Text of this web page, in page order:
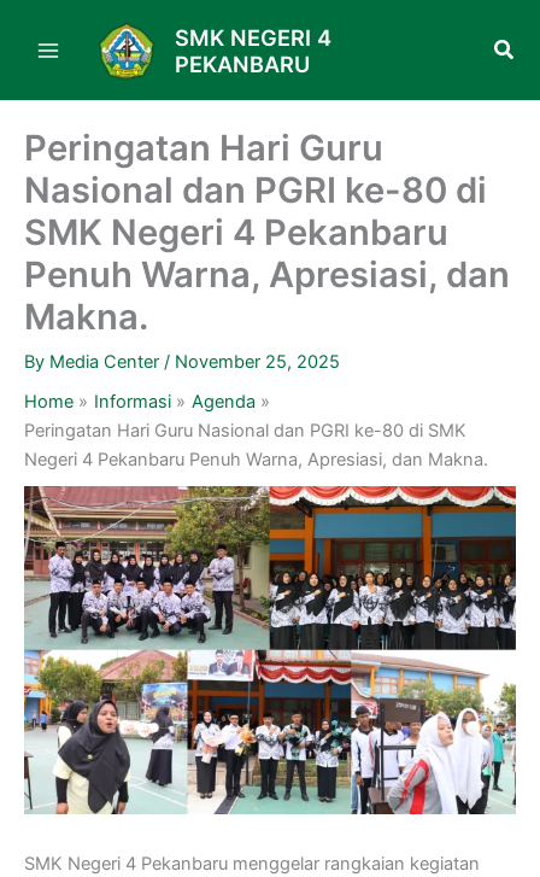
SMK NEGERI 4
PEKANBARU
Peringatan Hari Guru
Nasional dan PGRI ke-80 di
SMK Negeri 4 Pekanbaru
Penuh Warna, Apresiasi, dan
Makna.
By Media Center / November 25, 2025
Home
Informasi
Agenda
Peringatan Hari Guru Nasional dan PGRI ke-80 di SMK
Negeri 4 Pekanbaru Penuh Warna, Apresiasi, dan Makna.
SMK Negeri 4 Pekanbaru menggelar rangkaian kegiatan